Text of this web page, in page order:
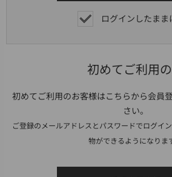
ログインしたまま
初めてご利用
初めてご利用のお客様はこちらから会員
さい。
ご登録のメールアドレスとパスワードでログイ
物ができるようになりま